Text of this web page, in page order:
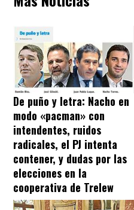
De puño y letra: Nacho en
modo «pacman» con
intendentes, ruidos
radicales, el PJ intenta
contener, y dudas por las
elecciones en la
cooperativa de Trelew